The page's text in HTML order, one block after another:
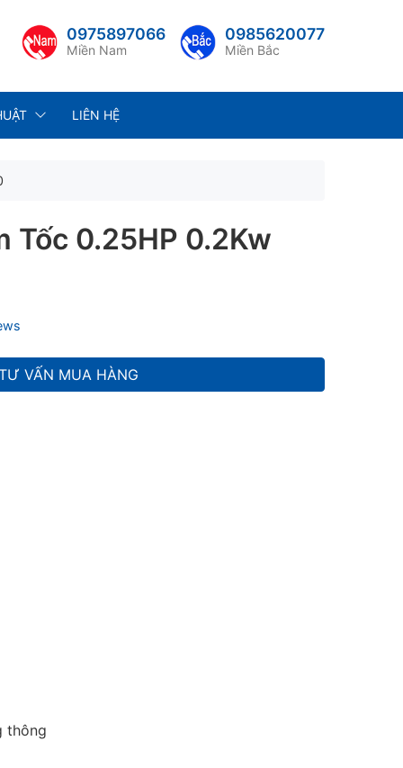
0975897066
Miền Nam
0985620077
Miền Bắc
LIÊN HỆ
Tốc 0.25HP 0.2Kw
VẤN MUA HÀNG
thông